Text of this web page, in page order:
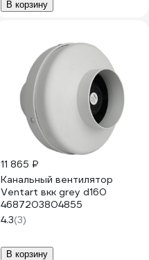
В корзину
11 865 ₽
Канальный вентилятор
Ventart вкк grey d160
4687203804855
4.3(3)
В корзину